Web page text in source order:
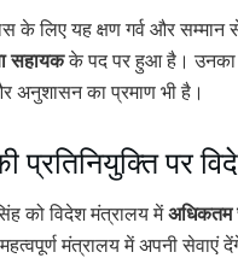
के लिए यह क्षण गर्व और
सहायकके पद पर हुआ है। उनका
अनुशासन का प्रमाण भी है।
प्रतिनियुक्ति पर
को विदेश मंत्रालय मेंअधिकतम
मंत्रालय में अपनी सेवाएं